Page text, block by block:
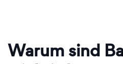
Warum sind